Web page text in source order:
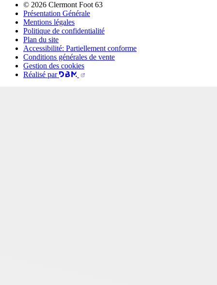
© 2026 Clermont Foot 63
Présentation Générale
Mentions légales
Politique de confidentialité
Plan du site
Accessibilité: Partiellement conforme
Conditions générales de vente
Gestion des cookies
Réalisé par